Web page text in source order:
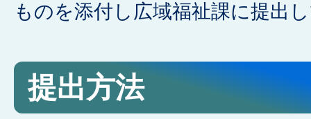
ものを添付し広域福祉課に提出
提出方法